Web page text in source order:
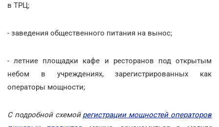
в ТРЦ;
- заведения общественного питания на вынос;
- летние площадки кафе и ресторанов под открытым
небом в учреждениях, зарегистрированных как
операторы мощности;
С подробной схемой регистрации мощностей операторов